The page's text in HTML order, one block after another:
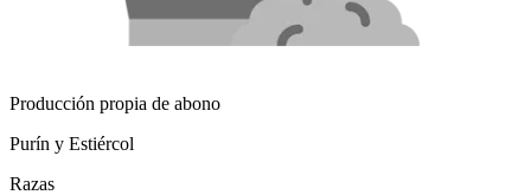
Producción propia de abono
Purín y Estiércol
Razas